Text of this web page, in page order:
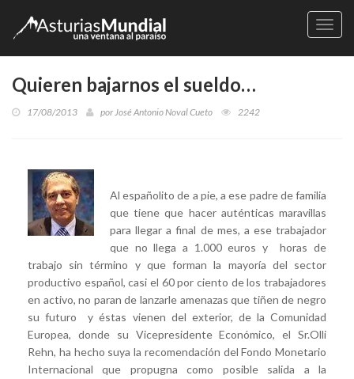
Quieren bajarnos el sueldo…
17/08/2013 porJosé Antonio Noval Cueto 2242
Al españolito de a pie, a ese padre de familia
que tiene que hacer auténticas maravillas
para llegar a final de mes, a ese trabajador
que no llega a 1.000 euros y horas de
trabajo sin término y que forman la mayoría del sector
productivo español, casi el 60 por ciento de los trabajadores
en activo, no paran de lanzarle amenazas que tiñen de negro
su futuro y éstas vienen del exterior, de la Comunidad
Europea, donde su Vicepresidente Económico, el Sr.Olli
Rehn, ha hecho suya la recomendación del Fondo Monetario
Internacional que propugna como posible salida a la